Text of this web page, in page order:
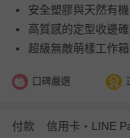
安全塑膠與天然有
高質感的定型收邊
超級無敵萌樣工作
口碑嚴選
付款